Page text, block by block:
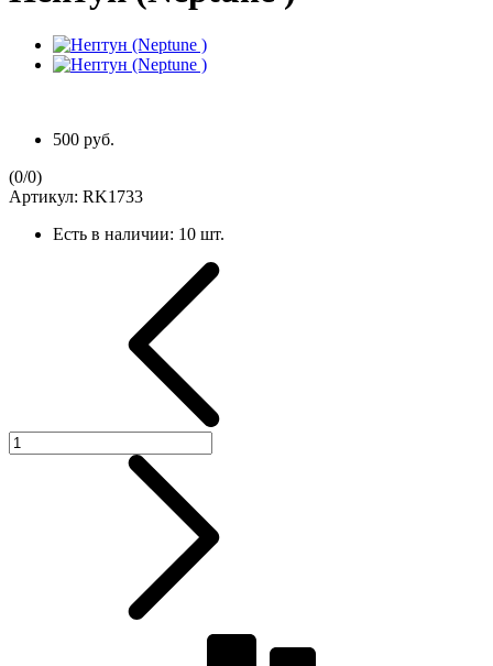
500 руб.
(0/0)
Артикул: RK1733
Есть в наличии: 10 шт.